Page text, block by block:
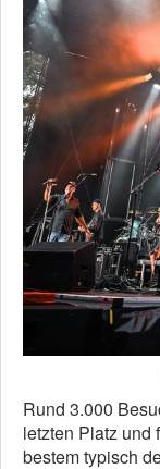
Rund 3.000
letzten Platz und
bestem typisch